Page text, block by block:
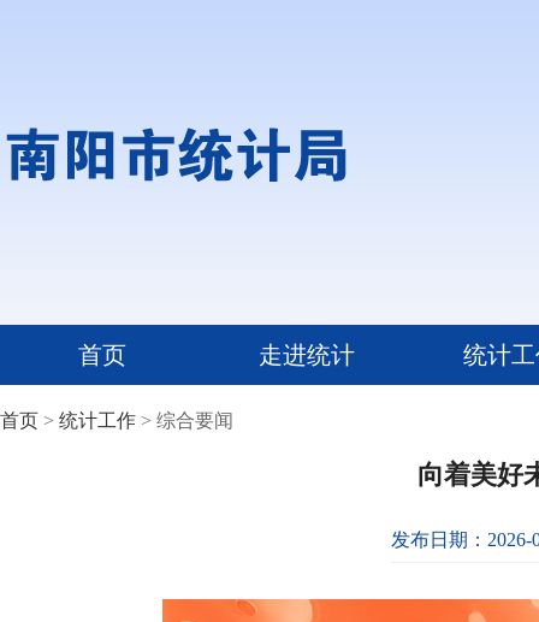
首页 走进统计 统计
首页 > 统计工作 > 综合要闻
向着美好
发布日期：2026-